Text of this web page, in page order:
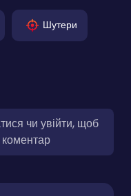
Шутери
чи увійти, щоб